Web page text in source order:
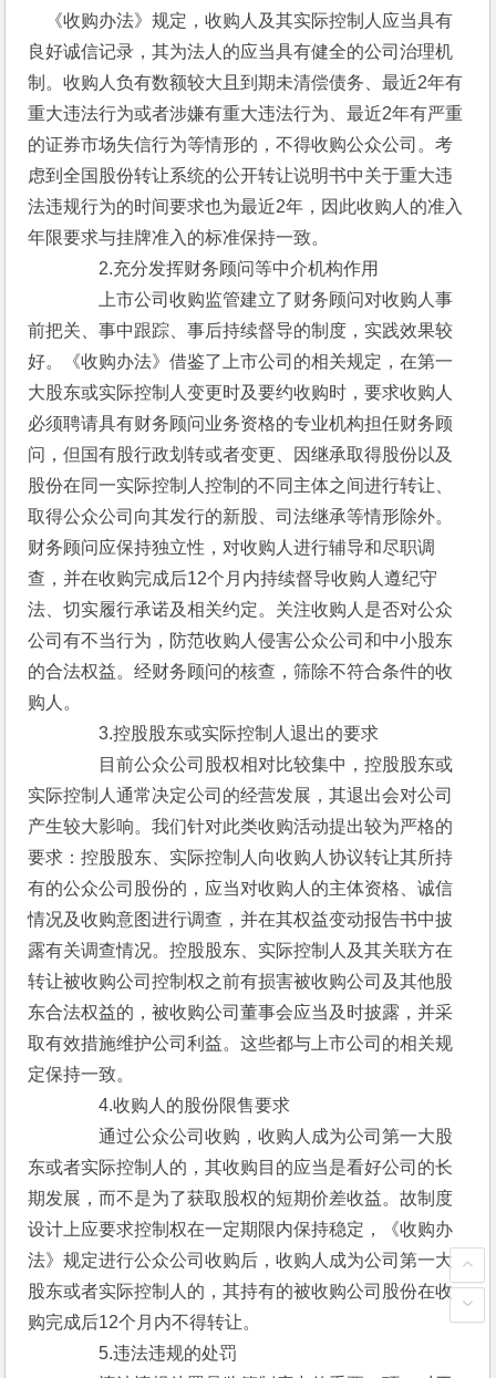
《收购办法》规定，收购人及其实际控制人应当具有
良好诚信记录，其为法人的应当具有健全的公司治理机
制。收购人负有数额较大且到期未清偿债务、最近2年有
重大违法行为或者涉嫌有重大违法行为、最近2年有严重
的证券市场失信行为等情形的，不得收购公众公司。考
虑到全国股份转让系统的公开转让说明书中关于重大违
法违规行为的时间要求也为最近2年，因此收购人的准入
年限要求与挂牌准入的标准保持一致。
2.充分发挥财务顾问等中介机构作用
上市公司收购监管建立了财务顾问对收购人事
前把关、事中跟踪、事后持续督导的制度，实践效果较
好。《收购办法》借鉴了上市公司的相关规定，在第一
大股东或实际控制人变更时及要约收购时，要求收购人
必须聘请具有财务顾问业务资格的专业机构担任财务顾
问，但国有股行政划转或者变更、因继承取得股份以及
股份在同一实际控制人控制的不同主体之间进行转让、
取得公众公司向其发行的新股、司法继承等情形除外。
财务顾问应保持独立性，对收购人进行辅导和尽职调
查，并在收购完成后12个月内持续督导收购人遵纪守
法、切实履行承诺及相关约定。关注收购人是否对公众
公司有不当行为，防范收购人侵害公众公司和中小股东
的合法权益。经财务顾问的核查，筛除不符合条件的收
购人。
3.控股股东或实际控制人退出的要求
目前公众公司股权相对比较集中，控股股东或
实际控制人通常决定公司的经营发展，其退出会对公司
产生较大影响。我们针对此类收购活动提出较为严格的
要求：控股股东、实际控制人向收购人协议转让其所持
有的公众公司股份的，应当对收购人的主体资格、诚信
情况及收购意图进行调查，并在其权益变动报告书中披
露有关调查情况。控股股东、实际控制人及其关联方在
转让被收购公司控制权之前有损害被收购公司及其他股
东合法权益的，被收购公司董事会应当及时披露，并采
取有效措施维护公司利益。这些都与上市公司的相关规
定保持一致。
4.收购人的股份限售要求
通过公众公司收购，收购人成为公司第一大股
东或者实际控制人的，其收购目的应当是看好公司的长
期发展，而不是为了获取股权的短期价差收益。故制度
设计上应要求控制权在一定期限内保持稳定，《收购办
法》规定进行公众公司收购后，收购人成为公司第一大
股东或者实际控制人的，其持有的被收购公司股份在收
购完成后12个月内不得转让。
5.违法违规的处罚